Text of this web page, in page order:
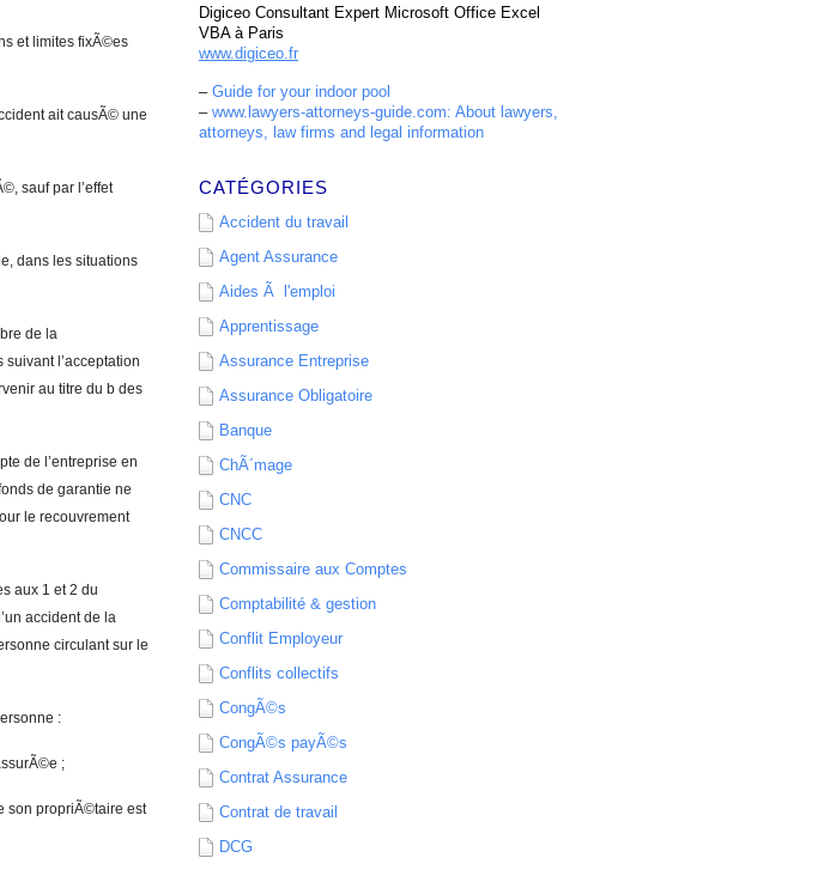
et limites fixÃ©es
ait causÃ© une
sauf par l’effet
dans les situations
de la
l’acceptation
au titre du b des
de l’entreprise en
de garantie ne
le recouvrement
aux 1 et 2 du
accident de la
circulant sur le
:
;
son propriÃ©taire est
Digiceo Consultant Expert Microsoft Office Excel
VBA à Paris
www.digiceo.fr
– Guide for your indoor pool
– www.lawyers-attorneys-guide.com: About lawyers,
attorneys, law firms and legal information
CATÉGORIES
Accident du travail
Agent Assurance
Aides Ã l'emploi
Apprentissage
Assurance Entreprise
Assurance Obligatoire
Banque
ChÃ´mage
CNC
CNCC
Commissaire aux Comptes
Comptabilité & gestion
Conflit Employeur
Conflits collectifs
CongÃ©s
CongÃ©s payÃ©s
Contrat Assurance
Contrat de travail
DCG